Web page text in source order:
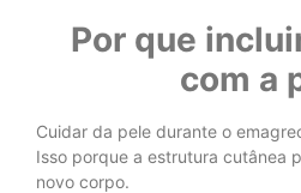
Por que
com a
Cuidar da pele durante o
Isso porque a estrutura cutânea
novo corpo.